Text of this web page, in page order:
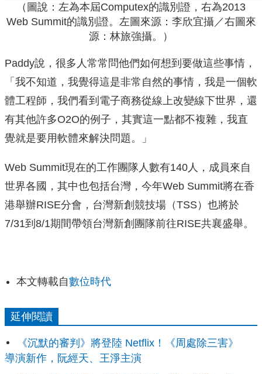
（圖說：左為本屆Computex的識別證，右為2013
Web Summit的識別證。左圖來源：李欣宜攝／右圖來
源：林旅強攝。）
Paddy說，很多人常常問他們如何想到要做這些事情，
「我不知道，我覺得這是非常自然的事情，我是一個軟
體工程師，我們看到電子商務從線上改變線下世界，還
有其他許多O2O的例子，其實這一點都不複雜，我直
覺就是要用軟體來解決問題。」
Web Summit現在的工作團隊人數有140人，成員來自
世界各國，其中也包括台灣，今年Web Summit將在香
港舉辦RISE分會，台灣新創競技場（TSS）也將於
7/31到8/1期間帶領台灣新創團隊前往RISE共襄盛舉。
本文轉載自數位時代
延伸閱讀
《沉默的審判》將登陸 Netflix！《周處除三害》
導演新作，阮經天、王淨主演